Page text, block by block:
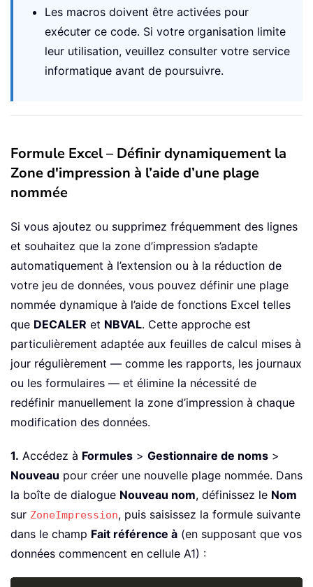
Les macros doivent être activées pour
exécuter ce code. Si votre organisation limite
leur utilisation, veuillez consulter votre service
informatique avant de poursuivre.
Formule Excel – Définir dynamiquement la
Zone d'impression à l’aide d’une plage
nommée
Si vous ajoutez ou supprimez fréquemment des lignes
et souhaitez que la zone d’impression s’adapte
automatiquement à l’extension ou à la réduction de
votre jeu de données, vous pouvez définir une plage
nommée dynamique à l’aide de fonctions Excel telles
que DECALER et NBVAL. Cette approche est
particulièrement adaptée aux feuilles de calcul mises à
jour régulièrement — comme les rapports, les journaux
ou les formulaires — et élimine la nécessité de
redéfinir manuellement la zone d’impression à chaque
modification des données.
1. Accédez à Formules > Gestionnaire de noms >
Nouveau pour créer une nouvelle plage nommée. Dans
la boîte de dialogue Nouveau nom, définissez le Nom
sur ZoneImpression, puis saisissez la formule suivante
dans le champ Fait référence à (en supposant que vos
données commencent en cellule A1) :